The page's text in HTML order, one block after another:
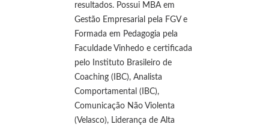
resultados. Possui MBA em
Gestão Empresarial pela FGV e
Formada em Pedagogia pela
Faculdade Vinhedo e certificada
pelo Instituto Brasileiro de
Coaching (IBC), Analista
Comportamental (IBC),
Comunicação Não Violenta
(Velasco), Liderança de Alta